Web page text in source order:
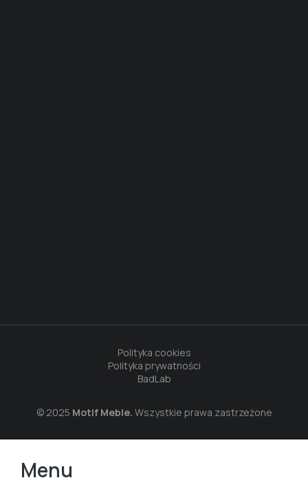
© 2025 Motif Meble. Wszystkie prawa zastrzeżone
Polityka cookies
Polityka prywatności
BadLab
Menu